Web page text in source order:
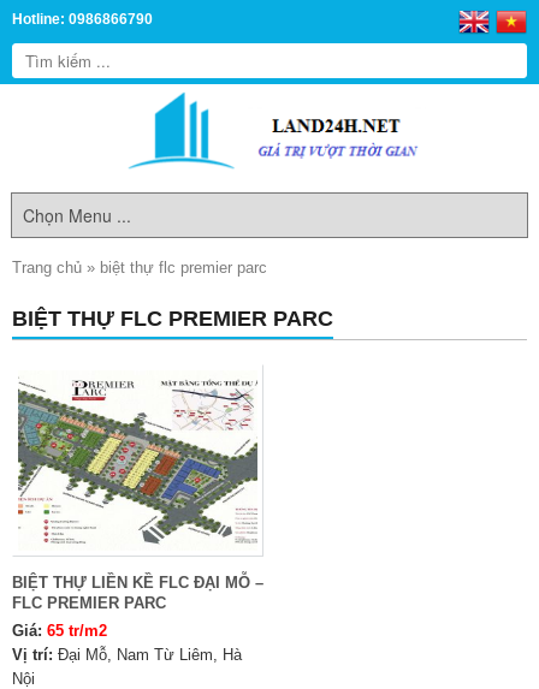
Hotline: 0986866790
Trang chủ » biệt thự flc premier parc
BIỆT THỰ FLC PREMIER PARC
BIỆT THỰ LIỀN KỀ FLC ĐẠI MỖ –
FLC PREMIER PARC
Giá: 65 tr/m2
Vị trí: Đại Mỗ, Nam Từ Liêm, Hà
Nội